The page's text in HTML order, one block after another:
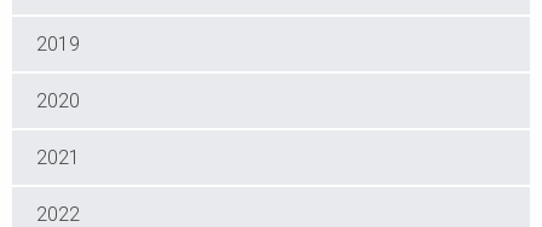
2019
2020
2021
2022